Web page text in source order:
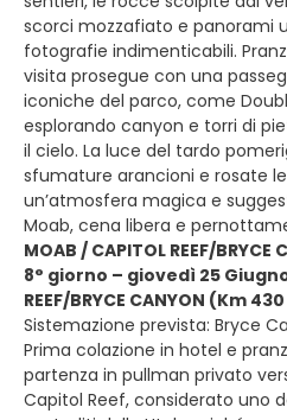
scorci mozzafiato e panorami
fotografie indimenticabili.
visita prosegue con una
iconiche del parco, come
esplorando canyon e torri di
il cielo. La luce del tardo
sfumature arancioni e rosate
un’atmosfera magica e
Moab, cena libera e
MOAB / CAPITOL REEF/BRYCE
8° giorno – giovedì 25 Giugno
REEF/BRYCE CANYON (Km
Sistemazione prevista: Bryce
Prima colazione in hotel e
partenza in pullman privato
Capitol Reef, considerato uno